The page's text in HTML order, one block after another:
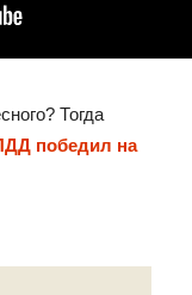
Тогда
победил на